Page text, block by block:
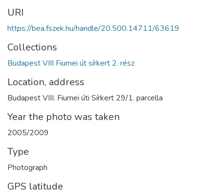
URI
https://bea.fszek.hu/handle/20.500.14711/63619
Collections
Budapest VIII Fiumei út sírkert 2. rész
Location, address
Budapest VIII. Fiumei úti Sírkert 29/1. parcella
Year the photo was taken
2005/2009
Type
Photograph
GPS latitude